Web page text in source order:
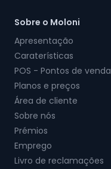
Sobre o Moloni
Apresentação
Caraterísticas
POS - Pontos de venda
Planos e preços
Área de cliente
Sobre nós
Prémios
Emprego
Livro de reclamações